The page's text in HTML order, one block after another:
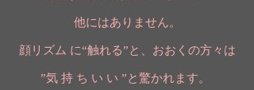
他にはありません。
顔リズム に“触れる”と、おおくの方々は
”気 持 ち い い ”と驚かれます。